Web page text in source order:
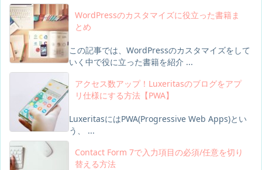
WordPressのカスタマイズに役立った書籍ま
とめ
この記事では、WordPressのカスタマイズをして
いく中で役に立った書籍を紹介 ...
アクセス数アップ！Luxeritasのブログをアプ
リ仕様にする方法【PWA】
LuxeritasにはPWA(Progressive Web Apps)とい
う、 ...
Contact Form 7で入力項目の必須/任意を切り
替える方法